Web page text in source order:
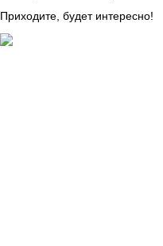
Приходите, будет интересно!